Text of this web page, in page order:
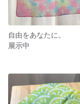
自由をあなたに。
展示中